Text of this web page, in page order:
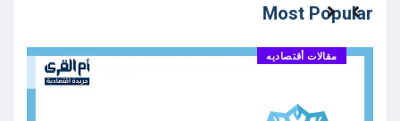
Most Popular
مقالات أقتصاديه